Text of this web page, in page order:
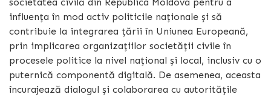
influența în mod activ politicile naționale și să
contribuie la integrarea țării în Uniunea Europeană,
prin implicarea organizațiilor societății civile în
procesele politice la nivel național și local, inclusiv cu o
puternică componentă digitală. De asemenea, aceasta
încurajează dialogul și colaborarea cu autoritățile